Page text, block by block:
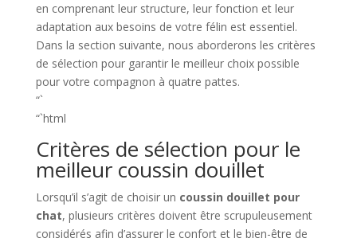
en comprenant leur structure, leur fonction et leur
adaptation aux besoins de votre félin est essentiel.
Dans la section suivante, nous aborderons les critères
de sélection pour garantir le meilleur choix possible
pour votre compagnon à quatre pattes.
“`
“`html
Critères de sélection pour le
meilleur coussin douillet
Lorsqu’il s’agit de choisir un coussin douillet pour
chat, plusieurs critères doivent être scrupuleusement
considérés afin d’assurer le confort et le bien-être de